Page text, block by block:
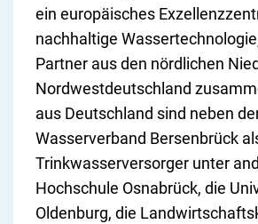
ein europäisches
nachhaltige
Partner aus den nördlichen
Nordwestdeutschland
aus Deutschland sind neben
Wasserverband Bersenbrück
Trinkwasserversorger unter
Hochschule Osnabrück, die
Oldenburg, die